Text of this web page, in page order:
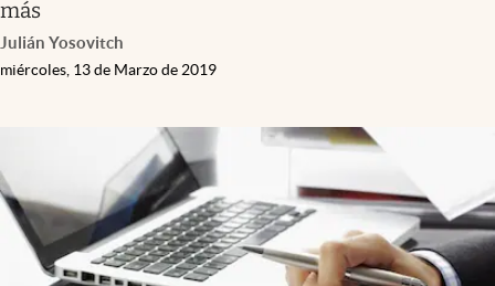
más
Julián Yosovitch
miércoles, 13 de Marzo de 2019